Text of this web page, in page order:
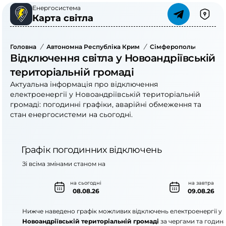
Енергосистема
Карта світла
Головна / Автономна Республіка Крим / Сімферопольський
Відключення світла у Новоандріївській
територіальній громаді
Актуальна інформація про відключення
електроенергії у Новоандріївській територіальній
громаді: погодинні графіки, аварійні обмеження та
стан енергосистеми на сьогодні.
Графік погодинних відключень
на сьогодні
08.08.26
на завтра
09.08.26
Зі всіма змінами станом на
Нижче наведено графік можливих відключень електроенергії у
Новоандріївській територіальній громаді за чергами та